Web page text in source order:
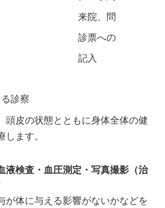
来院、問
診票への
記入
診察
頭皮の状態とともに身体全体の健
します。
液検査・血圧測定・写真撮影（治
が体に与える影響がないかなどを